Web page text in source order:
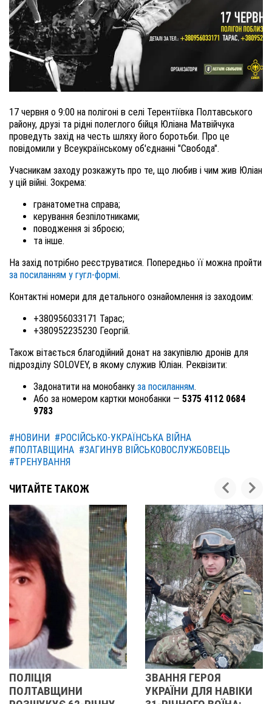
17 червня о 9:00 на полігоні в селі Терентіївка Полтавського
району, друзі та рідні полеглого бійця Юліана Матвійчука
проведуть захід на честь шляху його боротьби. Про це
повідомили у Всеукраїнському об'єднанні "Свобода".
Учасникам заходу розкажуть про те, що любив і чим жив Юліан
у цій війні. Зокрема:
гранатометна справа;
керування безпілотниками;
поводження зі зброєю;
та інше.
На захід потрібно реєструватися. Попередньо її можна пройти
за посиланням у гугл-формі.
Контактні номери для детального ознайомлення із заходоим:
+380956033171 Тарас;
+380952235230 Георгій.
Також вітається благодійний донат на закупівлю дронів для
підрозділу SOLOVEY, в якому служив Юліан. Реквізити:
Задонатити на монобанку за посиланням.
Або за номером картки монобанки — 5375 4112 0684
9783
#НОВИНИ #РОСІЙСЬКО-УКРАЇНСЬКА ВІЙНА
#ПОЛТАВЩИНА #ЗАГИНУВ ВІЙСЬКОВОСЛУЖБОВЕЦЬ
#ТРЕНУВАННЯ
ЧИТАЙТЕ ТАКОЖ
ЗВАННЯ ГЕРОЯ
УКРАЇНИ ДЛЯ НАВІКИ